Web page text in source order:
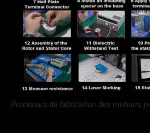
Processus de fabrication des moteurs